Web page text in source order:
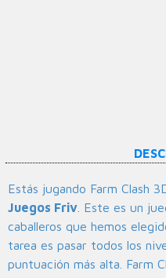
Estás jugando Farm Clash
Juegos Friv . Este es un
caballeros que hemos
tarea es pasar todos los
puntuación más alta. Farm